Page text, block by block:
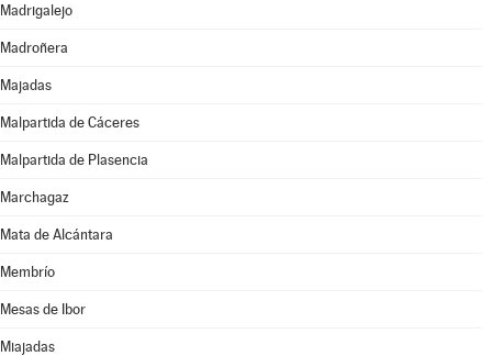
Madrigalejo
Madroñera
Majadas
Malpartida de Cáceres
Malpartida de Plasencia
Marchagaz
Mata de Alcántara
Membrío
Mesas de Ibor
Miajadas